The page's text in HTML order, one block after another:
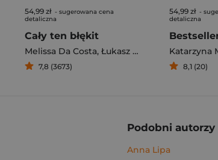
54,99 zł - sugerowana cena
detaliczna
Cały ten błękit
Melissa Da Costa, Łukasz Müller
7,8 (3673)
54,99 zł -
detaliczna
Katarzyna
8,1 (20)
Podobni autorzy
Anna Lipa